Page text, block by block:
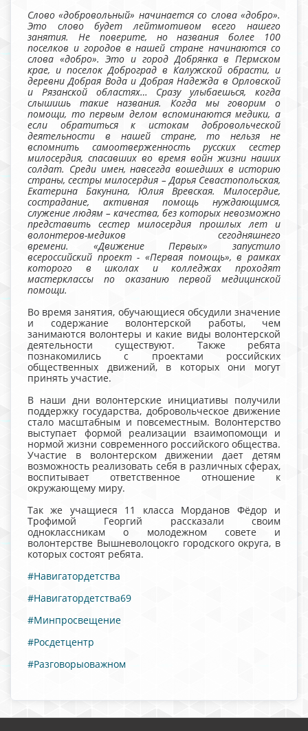
Слово «добровольный» начинается со слова «добро».
Это слово будет лейтмотивом всего нашего
занятия. Не поверите, но названия более 100
поселков и городов в нашей стране начинаются со
слова «добро». Это и город Добрянка в Пермском
крае, и поселок Доброград в Калужской обрасти, и
деревни Добрая Вода и Добрая Надежда в Орловской
и Рязанской областях… Сразу улыбаешься, когда
слышишь такие названия. Когда мы говорим о
помощи, то первым делом вспоминаются медики, а
если обратиться к истокам добровольческой
деятельности в нашей стране, то нельзя не
вспомнить самоотверженность русских сестер
милосердия, спасавших во время войн жизни наших
солдат. Среди имен, навсегда вошедших в историю
страны, сестры милосердия – Дарья Севастопольская,
Екатерина Бакунина, Юлия Вревская. Милосердие,
сострадание, активная помощь нуждающимся,
служение людям – качества, без которых невозможно
представить сестер милосердия прошлых лет и
волонтеров-медиков сегодняшнего
времени. «Движение Первых» запустило
всероссийский проект - «Первая помощь», в рамках
которого в школах и колледжах проходят
мастерклассы по оказанию первой медицинской
помощи.
Во время занятия, обучающиеся обсудили значение
и содержание волонтерской работы, чем
занимаются волонтеры и какие виды волонтерской
деятельности существуют. Также ребята
познакомились с проектами российских
общественных движений, в которых они могут
принять участие.
В наши дни волонтерские инициативы получили
поддержку государства, добровольческое движение
стало масштабным и повсеместным. Волонтерство
выступает формой реализации взаимопомощи и
нормой жизни современного российского общества.
Участие в волонтерском движении дает детям
возможность реализовать себя в различных сферах,
воспитывает ответственное отношение к
окружающему миру.
Так же учащиеся 11 класса Морданов Фёдор и
Трофимой Георгий рассказали своим
одноклассникам о молодежном совете и
волонтерстве Вышневолоцокго городского округа, в
которых состоят ребята.
#Навигатордетства
#Навигатордетства69
#Минпросвещение
#Росдетцентр
#Разговорыоважном